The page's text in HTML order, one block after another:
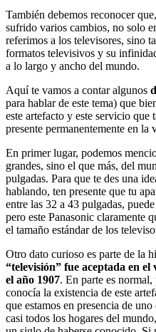
También debemos reconocer
sufrido varios cambios, no solo
referimos a los televisores, sino
formatos televisivos y su
a lo largo y ancho del mundo.
Aquí te vamos a contar algunos
para hablar de este tema) que
este artefacto y este servicio que
presente permanentemente en la
En primer lugar, podemos
grandes, sino el que más, del
pulgadas. Para que te des una
hablando, ten presente que tu
entre las 32 a 43 pulgadas,
pero este Panasonic claramente
el tamaño estándar de los
Otro dato curioso es parte de la
“televisión” fue aceptada en
el año 1907. En parte es
conocía la existencia de este
que estamos en presencia de
casi todos los hogares del